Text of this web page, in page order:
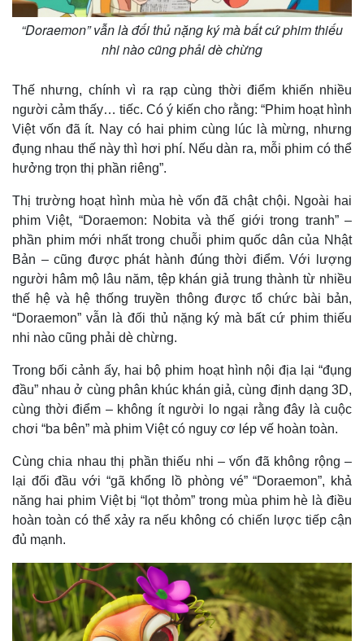
“Doraemon” vẫn là đối thủ nặng ký mà bất cứ phim thiếu
nhi nào cũng phải dè chừng
Thế nhưng, chính vì ra rạp cùng thời điểm khiến nhiều
người cảm thấy… tiếc. Có ý kiến cho rằng: “Phim hoạt hình
Việt vốn đã ít. Nay có hai phim cùng lúc là mừng, nhưng
đụng nhau thế này thì hơi phí. Nếu dàn ra, mỗi phim có thể
hưởng trọn thị phần riêng”.
Thị trường hoạt hình mùa hè vốn đã chật chội. Ngoài hai
phim Việt, “Doraemon: Nobita và thế giới trong tranh” –
phần phim mới nhất trong chuỗi phim quốc dân của Nhật
Bản – cũng được phát hành đúng thời điểm. Với lượng
người hâm mộ lâu năm, tệp khán giả trung thành từ nhiều
thế hệ và hệ thống truyền thông được tổ chức bài bản,
“Doraemon” vẫn là đối thủ nặng ký mà bất cứ phim thiếu
nhi nào cũng phải dè chừng.
Trong bối cảnh ấy, hai bộ phim hoạt hình nội địa lại “đụng
đầu” nhau ở cùng phân khúc khán giả, cùng định dạng 3D,
cùng thời điểm – không ít người lo ngại rằng đây là cuộc
chơi “ba bên” mà phim Việt có nguy cơ lép vế hoàn toàn.
Cùng chia nhau thị phần thiếu nhi – vốn đã không rộng –
lại đối đầu với “gã khổng lồ phòng vé” “Doraemon”, khả
năng hai phim Việt bị “lọt thỏm” trong mùa phim hè là điều
hoàn toàn có thể xảy ra nếu không có chiến lược tiếp cận
đủ mạnh.